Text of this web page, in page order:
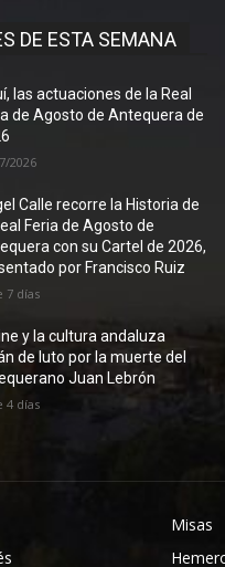
DE ESTA SEMANA
las actuaciones de la Real
de Agosto de Antequera de
2026
Calle recorre la Historia de
Feria de Agosto de
con su Cartel de 2026,
por Francisco Ruiz
7 días
y la cultura andaluza
de luto por la muerte del
Juan Lebrón
4 días
Misas